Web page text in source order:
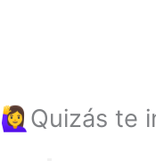
🙋‍♀️Quizás te